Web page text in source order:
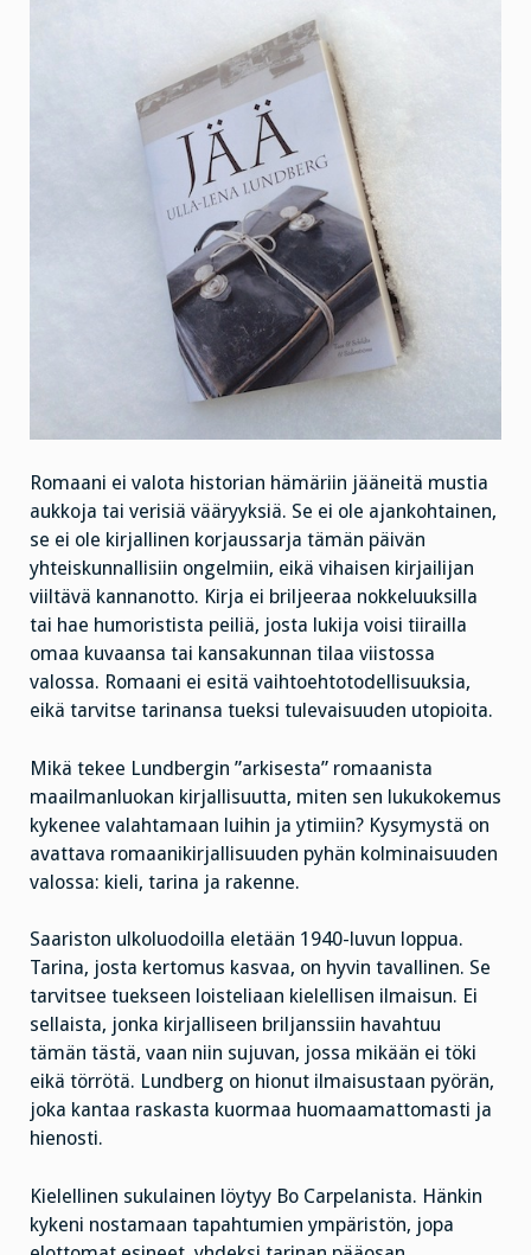
Romaani ei valota historian hämäriin jääneitä mustia
aukkoja tai verisiä vääryyksiä. Se ei ole ajankohtainen,
se ei ole kirjallinen korjaussarja tämän päivän
yhteiskunnallisiin ongelmiin, eikä vihaisen kirjailijan
viiltävä kannanotto. Kirja ei briljeeraa nokkeluuksilla
tai hae humoristista peiliä, josta lukija voisi tiirailla
omaa kuvaansa tai kansakunnan tilaa viistossa
valossa. Romaani ei esitä vaihtoehtotodellisuuksia,
eikä tarvitse tarinansa tueksi tulevaisuuden utopioita.
Mikä tekee Lundbergin ”arkisesta” romaanista
maailmanluokan kirjallisuutta, miten sen lukukokemus
kykenee valahtamaan luihin ja ytimiin? Kysymystä on
avattava romaanikirjallisuuden pyhän kolminaisuuden
valossa: kieli, tarina ja rakenne.
Saariston ulkoluodoilla eletään 1940-luvun loppua.
Tarina, josta kertomus kasvaa, on hyvin tavallinen. Se
tarvitsee tuekseen loisteliaan kielellisen ilmaisun. Ei
sellaista, jonka kirjalliseen briljanssiin havahtuu
tämän tästä, vaan niin sujuvan, jossa mikään ei töki
eikä törrötä. Lundberg on hionut ilmaisustaan pyörän,
joka kantaa raskasta kuormaa huomaamattomasti ja
hienosti.
Kielellinen sukulainen löytyy Bo Carpelanista. Hänkin
kykeni nostamaan tapahtumien ympäristön, jopa